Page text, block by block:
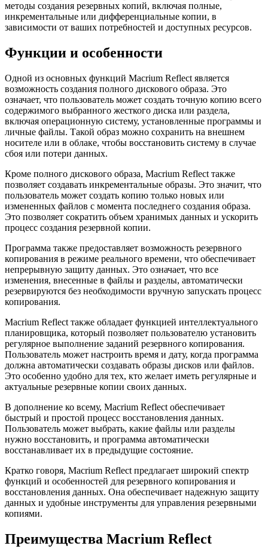
методы создания резервных копий, включая полные,
инкрементальные или дифференциальные копии, в
зависимости от ваших потребностей и доступных ресурсов.
Функции и особенности
Одной из основных функций Macrium Reflect является
возможность создания полного дискового образа. Это
означает, что пользователь может создать точную копию всего
содержимого выбранного жесткого диска или раздела,
включая операционную систему, установленные программы и
личные файлы. Такой образ можно сохранить на внешнем
носителе или в облаке, чтобы восстановить систему в случае
сбоя или потери данных.
Кроме полного дискового образа, Macrium Reflect также
позволяет создавать инкрементальные образы. Это значит, что
пользователь может создать копию только новых или
измененных файлов с момента последнего создания образа.
Это позволяет сократить объем хранимых данных и ускорить
процесс создания резервной копии.
Программа также предоставляет возможность резервного
копирования в режиме реального времени, что обеспечивает
непрерывную защиту данных. Это означает, что все
изменения, внесенные в файлы и разделы, автоматически
резервируются без необходимости вручную запускать процесс
копирования.
Macrium Reflect также обладает функцией интеллектуального
планировщика, который позволяет пользователю установить
регулярное выполнение заданий резервного копирования.
Пользователь может настроить время и дату, когда программа
должна автоматически создавать образы дисков или файлов.
Это особенно удобно для тех, кто желает иметь регулярные и
актуальные резервные копии своих данных.
В дополнение ко всему, Macrium Reflect обеспечивает
быстрый и простой процесс восстановления данных.
Пользователь может выбрать, какие файлы или разделы
нужно восстановить, и программа автоматически
восстанавливает их в предыдущие состояние.
Кратко говоря, Macrium Reflect предлагает широкий спектр
функций и особенностей для резервного копирования и
восстановления данных. Она обеспечивает надежную защиту
данных и удобные инструменты для управления резервными
копиями.
Преимущества Macrium Reflect